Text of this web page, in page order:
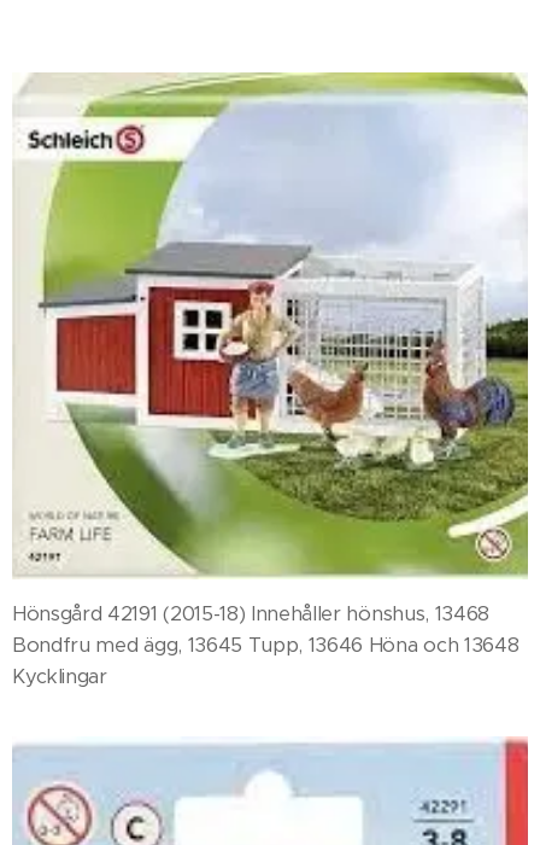
Hönsgård 42191 (2015-18) Innehåller hönshus, 13468
Bondfru med ägg, 13645 Tupp, 13646 Höna och 13648
Kycklingar